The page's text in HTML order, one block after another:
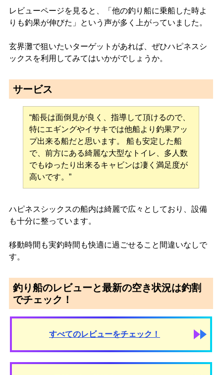
レビューページを見ると、「他の釣り船に乗船した時よ
りも釣果が伸びた」という声が多く上がっていました。
玄界灘で狙いたいターゲットがあれば、ぜひハピネスシ
ックスを利用してみてはいかがでしょうか。
サービス
“船長は面倒見が良く、指導して頂けるので、
特にエギングやイサキでは他船より釣果アッ
プ出来る船だと思います。 船も安定した船
で、前方にある綺麗な大型なトイレ、多人数
でもゆったり出来るキャビンは凄く満足度が
高いです。”
ハピネスシックスの船内は綺麗で広々としており、設備
も十分に整っています。
移動時間も実釣時間も快適に過ごせること間違いなしで
す。
釣り船のレビューと最新の空き状況は釣割
でチェック！
すべてのレビューをチェック！